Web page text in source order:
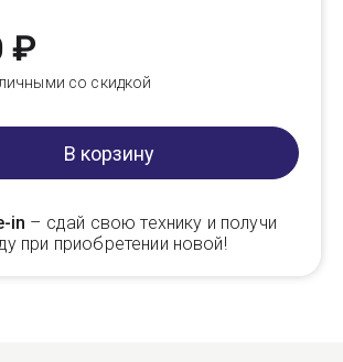
₽
со скидкой
В корзину
in – сдай свою технику и получи
при приобретении новой!